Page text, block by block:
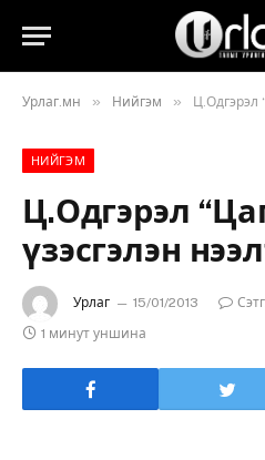
Урлаг.мн » Нийгэм » Ц.Одгэрэл
НИЙГЭМ
Ц.Одгэрэл
үзэсгэлэн
Урлаг 15/01/2013
1 минут уншина